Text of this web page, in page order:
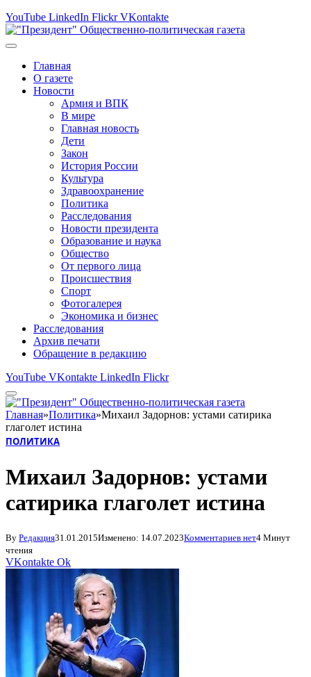
YouTube LinkedIn Flickr VKontakte
Главная
О газете
Новости
Армия и ВПК
В мире
Главная новость
Дети
Закон
История России
Культура
Здравоохранение
Политика
Расследования
Новости президента
Образование и наука
Общество
От первого лица
Происшествия
Спорт
Фотогалерея
Экономика и бизнес
Расследования
Архив печати
Обращение в редакцию
YouTube VKontakte LinkedIn Flickr
Главная»Политика»Михаил Задорнов: устами сатирика
глаголет истина
ПОЛИТИКА
Михаил Задорнов: устами
сатирика глаголет истина
By Редакция31.01.2015Изменено: 14.07.2023Комментариев нет4 Минут
чтения
VKontakte Ok